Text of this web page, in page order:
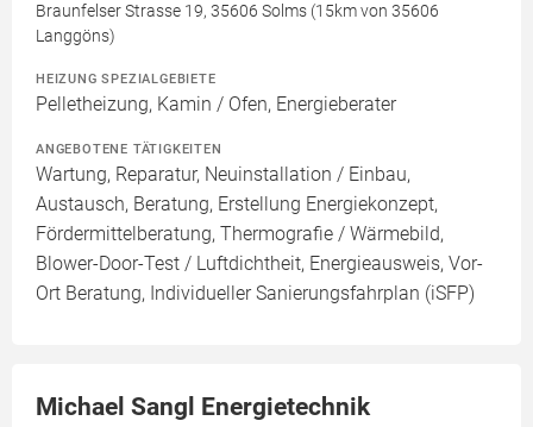
Braunfelser Strasse 19, 35606 Solms (15km von 35606
Langgöns)
HEIZUNG SPEZIALGEBIETE
Pelletheizung, Kamin / Ofen, Energieberater
ANGEBOTENE TÄTIGKEITEN
Wartung, Reparatur, Neuinstallation / Einbau,
Austausch, Beratung, Erstellung Energiekonzept,
Fördermittelberatung, Thermografie / Wärmebild,
Blower-Door-Test / Luftdichtheit, Energieausweis, Vor-
Ort Beratung, Individueller Sanierungsfahrplan (iSFP)
Michael Sangl Energietechnik